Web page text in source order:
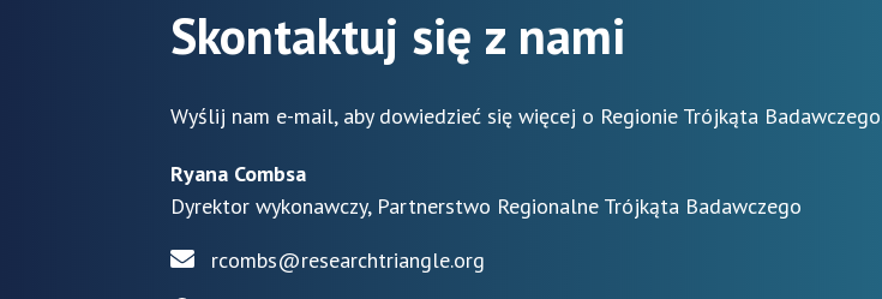
Skontaktuj się z nami
Wyślij nam e-mail, aby dowiedzieć się więcej o Regionie Trójkąta
Ryana Combsa
Dyrektor wykonawczy, Partnerstwo Regionalne Trójkąta Badawczego
rcombs@researchtriangle.org